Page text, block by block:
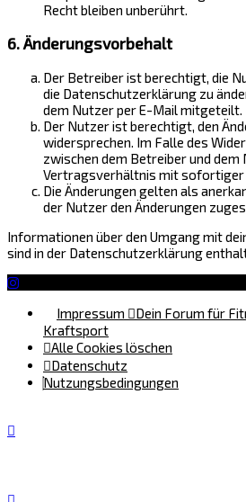
Recht bleiben unberührt.
6. Änderungsvorbehalt
Der Betreiber ist berechtigt, die
die Datenschutzerklärung zu
dem Nutzer per E-Mail mitgeteilt.
Der Nutzer ist berechtigt, den
widersprechen. Im Falle des
zwischen dem Betreiber und dem
Vertragsverhältnis mit sofortiger
Die Änderungen gelten als
der Nutzer den Änderungen
Informationen über den Umgang mit
sind in der Datenschutzerklärung
Impressum
Dein Forum für
Kraftsport
Alle Cookies löschen
Datenschutz
Nutzungsbedingungen